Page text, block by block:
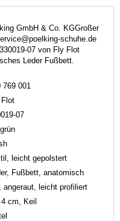
GmbH & Co. KGGroßer
schuhe.de
07 von Fly Flot
Leder Fußbett.
769 001
07
leicht gepolstert
Fußbett, anatomisch
angeraut, leicht profiliert
cm, Keil